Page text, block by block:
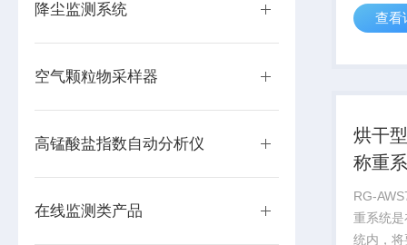
降尘监测系统
空气颗粒物采样器
高锰酸盐指数自动分析仪
在线监测类产品
颗粒物
动采样
查看
烘干
称重
RG-
重系统
统内，